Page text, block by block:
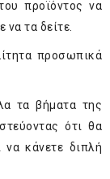
προϊόντος να
να τα δείτε.
προσωπικά
τα βήματα της
ότι θα
να κάνετε διπλή